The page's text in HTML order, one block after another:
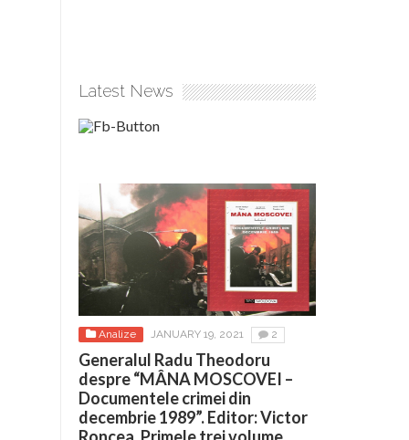
Latest News
Analize JANUARY 19, 2021 2
Generalul Radu Theodoru
despre “MÂNA MOSCOVEI –
Documentele crimei din
decembrie 1989”. Editor: Victor